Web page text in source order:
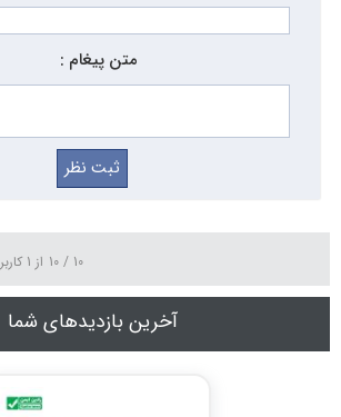
متن پیغام :
10 / 10 از 1 کاربر
آخرین بازدیدهای شما